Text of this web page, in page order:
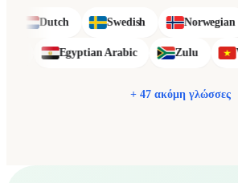
Dutch Swedish Norwegian
Sinhala Egyptian Arabic Zulu
+ 47 ακόμη γλώσσες